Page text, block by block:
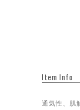
Item Info
通気性、肌